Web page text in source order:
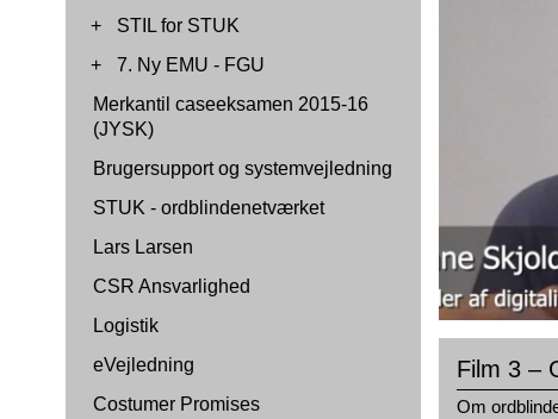
+
STIL for STUK
+
7. Ny EMU - FGU
Merkantil caseeksamen 2015-16
(JYSK)
Brugersupport og systemvejledning
STUK - ordblindenetværket
Lars Larsen
CSR Ansvarlighed
Logistik
eVejledning
Costumer Promises
Film 3 –
Om